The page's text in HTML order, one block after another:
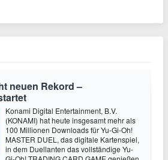
neuen Rekord –
Konami Digital Entertainment, B.V.
(KONAMI) hat heute insgesamt mehr als
100 Millionen Downloads für Yu-Gi-Oh!
MASTER DUEL, das digitale Kartenspiel,
in dem Duellanten das vollständige Yu-